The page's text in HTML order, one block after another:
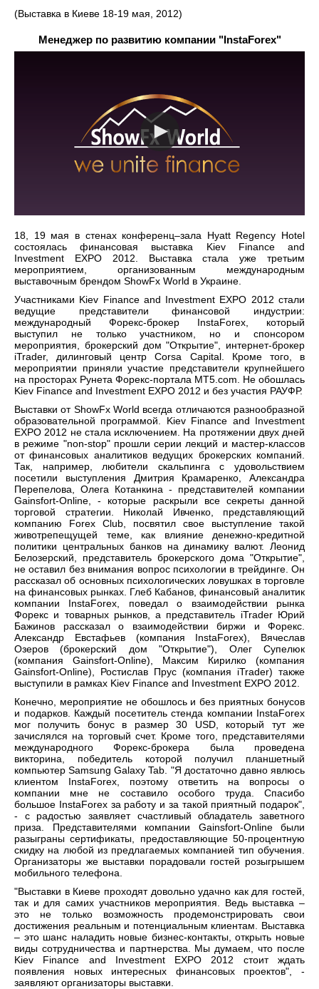
(Выставка в Киеве 18-19 мая, 2012)
Менеджер по развитию компании "InstaForex"
18, 19 мая в стенах конференц–зала Hyatt Regency Hotel
состоялась финансовая выставка Kiev Finance and
Investment EXPO 2012. Выставка стала уже третьим
мероприятием, организованным международным
выставочным брендом ShowFx World в Украине.
Участниками Kiev Finance and Investment EXPO 2012 стали
ведущие представители финансовой индустрии:
международный Форекс-брокер InstaForex, который
выступил не только участником, но и спонсором
мероприятия, брокерский дом "Открытие", интернет-брокер
iTrader, дилинговый центр Corsa Capital. Кроме того, в
мероприятии приняли участие представители крупнейшего
на просторах Рунета Форекс-портала MT5.com. Не обошлась
Kiev Finance and Investment EXPO 2012 и без участия РАУФР.
Выставки от ShowFx World всегда отличаются разнообразной
образовательной программой. Kiev Finance and Investment
EXPO 2012 не стала исключением. На протяжении двух дней
в режиме "non-stop" прошли серии лекций и мастер-классов
от финансовых аналитиков ведущих брокерских компаний.
Так, например, любители скальпинга с удовольствием
посетили выступления Дмитрия Крамаренко, Александра
Перепелова, Олега Котанкина - представителей компании
Gainsfort-Online, - которые раскрыли все секреты данной
торговой стратегии. Николай Ивченко, представляющий
компанию Forex Club, посвятил свое выступление такой
животрепещущей теме, как влияние денежно-кредитной
политики центральных банков на динамику валют. Леонид
Белозерский, представитель брокерского дома "Открытие",
не оставил без внимания вопрос психологии в трейдинге. Он
рассказал об основных психологических ловушках в торговле
на финансовых рынках. Глеб Кабанов, финансовый аналитик
компании InstaForex, поведал о взаимодействии рынка
Форекс и товарных рынков, а представитель iTrader Юрий
Бажинов рассказал о взаимодействии биржи и Форекс.
Александр Евстафьев (компания InstaForex), Вячеслав
Озеров (брокерский дом "Открытие"), Олег Супелюк
(компания Gainsfort-Online), Максим Кирилко (компания
Gainsfort-Online), Ростислав Прус (компания iTrader) также
выступили в рамках Kiev Finance and Investment EXPO 2012.
Конечно, мероприятие не обошлось и без приятных бонусов
и подарков. Каждый посетитель стенда компании InstaForex
мог получить бонус в размер 30 USD, который тут же
зачислялся на торговый счет. Кроме того, представителями
международного Форекс-брокера была проведена
викторина, победитель которой получил планшетный
компьютер Samsung Galaxy Tab. "Я достаточно давно явлюсь
клиентом InstaForex, поэтому ответить на вопросы о
компании мне не составило особого труда. Спасибо
большое InstaForex за работу и за такой приятный подарок",
- с радостью заявляет счастливый обладатель заветного
приза. Представителями компании Gainsfort-Online были
разыграны сертификаты, предоставляющие 50-процентную
скидку на любой из предлагаемых компанией тип обучения.
Организаторы же выставки порадовали гостей розыгрышем
мобильного телефона.
"Выставки в Киеве проходят довольно удачно как для гостей,
так и для самих участников мероприятия. Ведь выставка –
это не только возможность продемонстрировать свои
достижения реальным и потенциальным клиентам. Выставка
– это шанс наладить новые бизнес-контакты, открыть новые
виды сотрудничества и партнерства. Мы думаем, что после
Kiev Finance and Investment EXPO 2012 стоит ждать
появления новых интересных финансовых проектов", -
заявляют организаторы выставки.